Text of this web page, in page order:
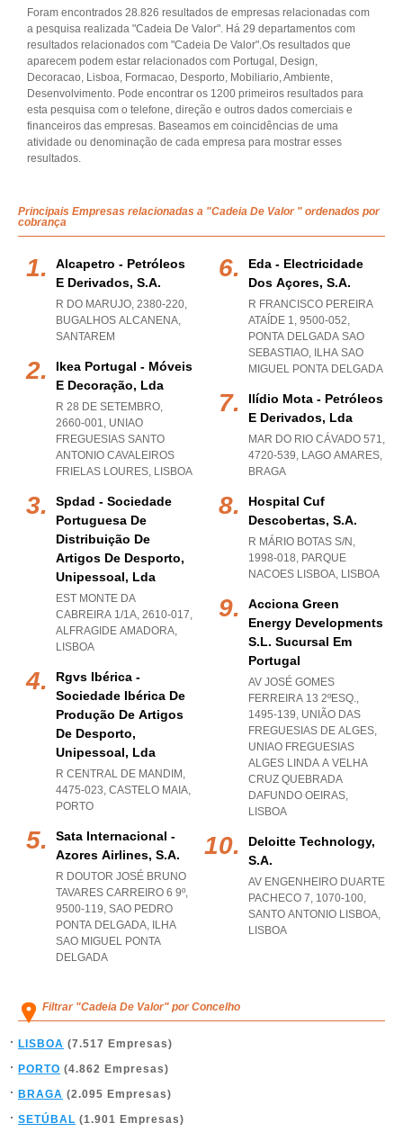
Foram encontrados 28.826 resultados de empresas relacionadas com
a pesquisa realizada "Cadeia De Valor". Há 29 departamentos com
resultados relacionados com "Cadeia De Valor".Os resultados que
aparecem podem estar relacionados com Portugal, Design,
Decoracao, Lisboa, Formacao, Desporto, Mobiliario, Ambiente,
Desenvolvimento. Pode encontrar os 1200 primeiros resultados para
esta pesquisa com o telefone, direção e outros dados comerciais e
financeiros das empresas. Baseamos em coincidências de uma
atividade ou denominação de cada empresa para mostrar esses
resultados.
Principais Empresas relacionadas a "Cadeia De Valor " ordenados por
cobrança
Alcapetro - Petróleos
E Derivados, S.a.
R DO MARUJO, 2380-220,
BUGALHOS ALCANENA,
SANTAREM
Ikea Portugal - Móveis
E Decoração, Lda
R 28 DE SETEMBRO,
2660-001, UNIAO
FREGUESIAS SANTO
ANTONIO CAVALEIROS
FRIELAS LOURES, LISBOA
Spdad - Sociedade
Portuguesa De
Distribuição De
Artigos De Desporto,
Unipessoal, Lda
EST MONTE DA
CABREIRA 1/1A, 2610-017,
ALFRAGIDE AMADORA,
LISBOA
Rgvs Ibérica -
Sociedade Ibérica De
Produção De Artigos
De Desporto,
Unipessoal, Lda
R CENTRAL DE MANDIM,
4475-023, CASTELO MAIA,
PORTO
Sata Internacional -
Azores Airlines, S.a.
R DOUTOR JOSÉ BRUNO
TAVARES CARREIRO 6 9º,
9500-119, SAO PEDRO
PONTA DELGADA, ILHA
SAO MIGUEL PONTA
DELGADA
Eda - Electricidade
Dos Açores, S.a.
R FRANCISCO PEREIRA
ATAÍDE 1, 9500-052,
PONTA DELGADA SAO
SEBASTIAO, ILHA SAO
MIGUEL PONTA DELGADA
Ilídio Mota - Petróleos
E Derivados, Lda
MAR DO RIO CÁVADO 571,
4720-539, LAGO AMARES,
BRAGA
Hospital Cuf
Descobertas, S.a.
R MÁRIO BOTAS S/N,
1998-018, PARQUE
NACOES LISBOA, LISBOA
Acciona Green
Energy Developments
S.l. Sucursal Em
Portugal
AV JOSÉ GOMES
FERREIRA 13 2ºESQ.,
1495-139, UNIÃO DAS
FREGUESIAS DE ALGES,
UNIAO FREGUESIAS
ALGES LINDA A VELHA
CRUZ QUEBRADA
DAFUNDO OEIRAS,
LISBOA
Deloitte Technology,
S.a.
AV ENGENHEIRO DUARTE
PACHECO 7, 1070-100,
SANTO ANTONIO LISBOA,
LISBOA
Filtrar "Cadeia De Valor" por Concelho
LISBOA (7.517 Empresas)
PORTO (4.862 Empresas)
BRAGA (2.095 Empresas)
SETÚBAL (1.901 Empresas)